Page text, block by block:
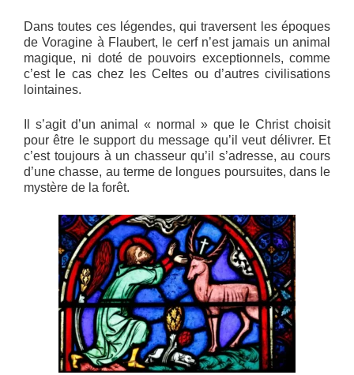
Dans toutes ces légendes, qui traversent les époques
de Voragine à Flaubert, le cerf n’est jamais un animal
magique, ni doté de pouvoirs exceptionnels, comme
c’est le cas chez les Celtes ou d’autres civilisations
lointaines.
Il s’agit d’un animal « normal » que le Christ choisit
pour être le support du message qu’il veut délivrer. Et
c’est toujours à un chasseur qu’il s’adresse, au cours
d’une chasse, au terme de longues poursuites, dans le
mystère de la forêt.